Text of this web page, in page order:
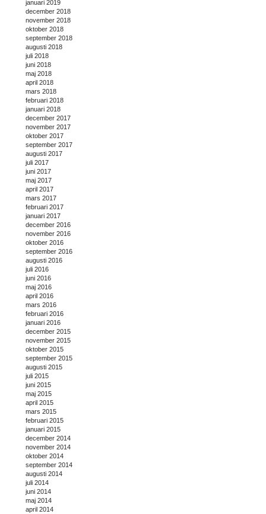
januari 2019
december 2018
november 2018
oktober 2018
september 2018
augusti 2018
juli 2018
juni 2018
maj 2018
april 2018
mars 2018
februari 2018
januari 2018
december 2017
november 2017
oktober 2017
september 2017
augusti 2017
juli 2017
juni 2017
maj 2017
april 2017
mars 2017
februari 2017
januari 2017
december 2016
november 2016
oktober 2016
september 2016
augusti 2016
juli 2016
juni 2016
maj 2016
april 2016
mars 2016
februari 2016
januari 2016
december 2015
november 2015
oktober 2015
september 2015
augusti 2015
juli 2015
juni 2015
maj 2015
april 2015
mars 2015
februari 2015
januari 2015
december 2014
november 2014
oktober 2014
september 2014
augusti 2014
juli 2014
juni 2014
maj 2014
april 2014